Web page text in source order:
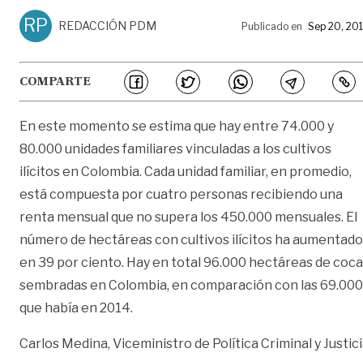
RP REDACCIÓN PDM Publicado en Sep 20,
COMPARTE
En este momento se estima que hay entre 74.000 y
80.000 unidades familiares vinculadas a los cultivos
ilícitos en Colombia. Cada unidad familiar, en promedio,
está compuesta por cuatro personas recibiendo una
renta mensual que no supera los 450.000 mensuales. El
número de hectáreas con cultivos ilícitos ha aumentado
en 39 por ciento. Hay en total 96.000 hectáreas de coca
sembradas en Colombia, en comparación con las 69.000
que había en 2014.
Carlos Medina, Viceministro de Política Criminal y